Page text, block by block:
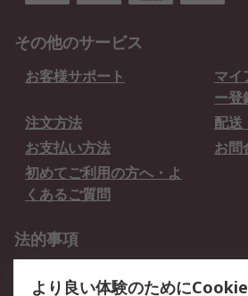
その他のサービス
お客様サポート
マイ
ー登
注文方法
配送
お支払い方法
お問
初めてご利用の方へ・よ
くあるご質問
法的事項
より良い体験のために